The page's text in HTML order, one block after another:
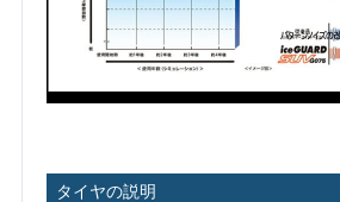
タイヤの説明